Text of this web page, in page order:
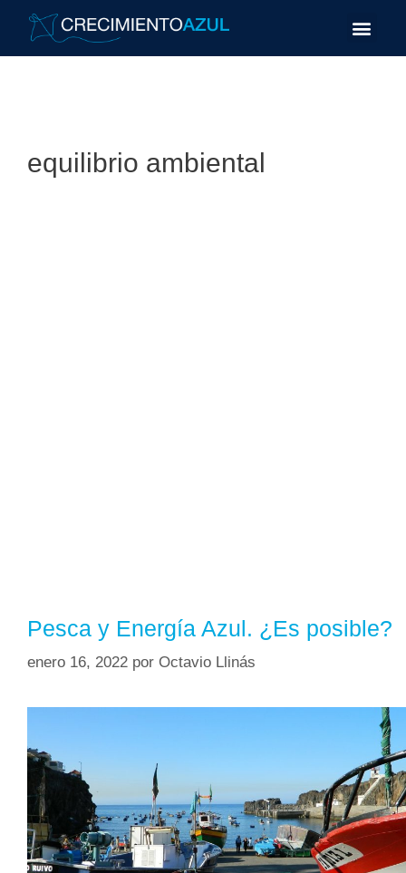
equilibrio ambiental
Pesca y Energía Azul. ¿Es posible?
enero 16, 2022 por Octavio Llinás